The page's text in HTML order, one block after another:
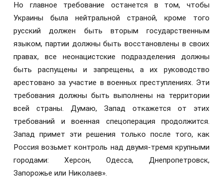
Но главное требование останется в том, чтобы
Украины была нейтральной страной, кроме того
русский должен быть вторым государственным
языком, партии должны быть восстановлены в своих
правах, все неонацистские подразделения должны
быть распущены и запрещены, а их руководство
арестовано за участие в военных преступлениях. Эти
требования должны быть выполнены на территории
всей страны. Думаю, Запад откажется от этих
требований и военная спецоперация продолжится.
Запад примет эти решения только после того, как
Россия возьмет контроль над двумя-тремя крупными
городами: Херсон, Одесса, Днепропетровск,
Запорожье или Николаев».